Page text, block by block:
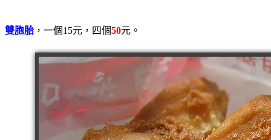
雙胞胎 ，一個15元，四個50元。